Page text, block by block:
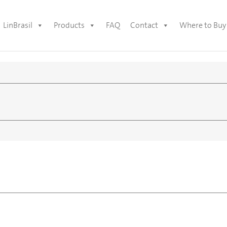
LinBrasil Products FAQ Contact Where to Buy